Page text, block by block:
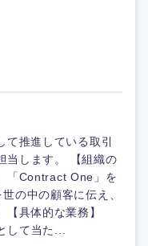
て推進している取引
当します。 【組織の
「Contract One」を
の中の顧客に伝え、
具体的な業務】
て当た...